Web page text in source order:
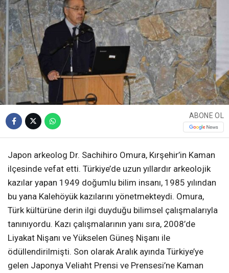
ABONE OL
Japon arkeolog Dr. Sachihiro Omura, Kırşehir’in Kaman
ilçesinde vefat etti. Türkiye’de uzun yıllardır arkeolojik
kazılar yapan 1949 doğumlu bilim insanı, 1985 yılından
bu yana Kalehöyük kazılarını yönetmekteydi. Omura,
Türk kültürüne derin ilgi duyduğu bilimsel çalışmalarıyla
tanınıyordu. Kazı çalışmalarının yanı sıra, 2008’de
Liyakat Nişanı ve Yükselen Güneş Nişanı ile
ödüllendirilmişti. Son olarak Aralık ayında Türkiye’ye
gelen Japonya Veliaht Prensi ve Prensesi’ne Kaman